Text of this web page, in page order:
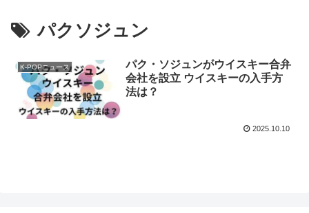
パクソジュン
K-POPニュース
パク・ソジュンがウイスキー合弁
会社を設立 ウイスキーの入手方
法は？
2025.10.10